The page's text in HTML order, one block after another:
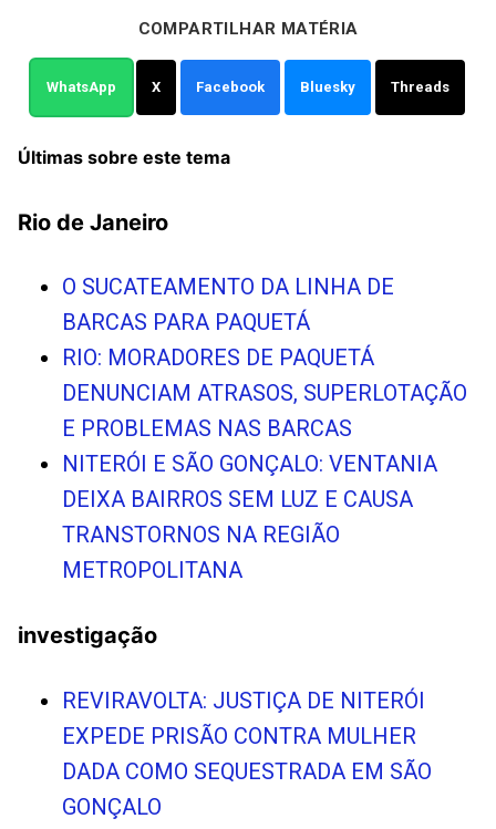
COMPARTILHAR MATÉRIA
WhatsApp X Facebook Bluesky Threads
Últimas sobre este tema
Rio de Janeiro
O SUCATEAMENTO DA LINHA DE
BARCAS PARA PAQUETÁ
RIO: MORADORES DE PAQUETÁ
DENUNCIAM ATRASOS, SUPERLOTAÇÃO
E PROBLEMAS NAS BARCAS
NITERÓI E SÃO GONÇALO: VENTANIA
DEIXA BAIRROS SEM LUZ E CAUSA
TRANSTORNOS NA REGIÃO
METROPOLITANA
investigação
REVIRAVOLTA: JUSTIÇA DE NITERÓI
EXPEDE PRISÃO CONTRA MULHER
DADA COMO SEQUESTRADA EM SÃO
GONÇALO